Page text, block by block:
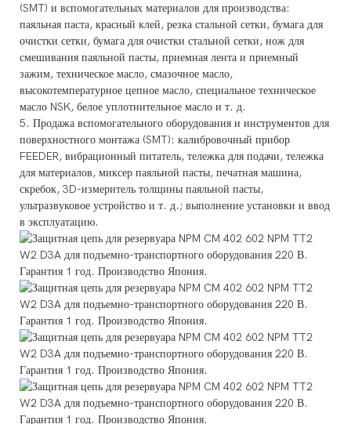
(SMT) и вспомогательных материалов для производства:
паяльная паста, красный клей, резка стальной сетки, бумага для
очистки сетки, бумага для очистки стальной сетки, нож для
смешивания паяльной пасты, приемная лента и приемный
зажим, техническое масло, смазочное масло,
высокотемпературное цепное масло, специальное техническое
масло NSK, белое уплотнительное масло и т. д.
5. Продажа вспомогательного оборудования и инструментов для
поверхностного монтажа (SMT): калибровочный прибор
FEEDER, вибрационный питатель, тележка для подачи, тележка
для материалов, миксер паяльной пасты, печатная машина,
скребок, 3D-измеритель толщины паяльной пасты,
ультразвуковое устройство и т. д.; выполнение установки и ввод
в эксплуатацию.